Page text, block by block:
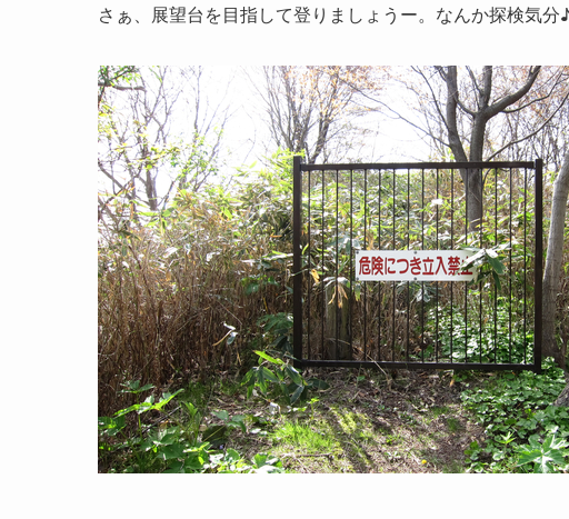
さぁ、展望台を目指して登りましょうー。なんか探検気